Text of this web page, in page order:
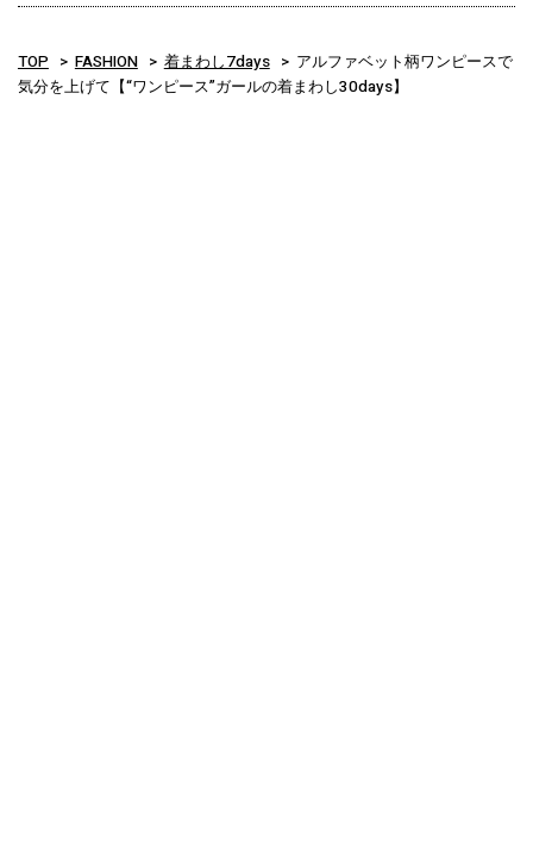
TOP FASHION 着まわし7days
アルファベット柄ワンピースで
気分を上げて【“ワンピース”ガールの着まわし30days】